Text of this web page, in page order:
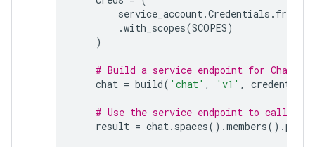
service_account.Credentials .
.with_scopes(SCOPES)
)
# Build a service endpoint for Chat
chat = build( 'chat' , 'v1' , credentials
# Use the service endpoint to call
result = chat. spaces() .members() .patch